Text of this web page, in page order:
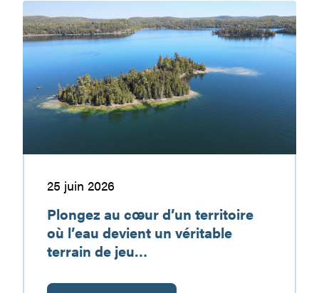
une
destination
de
vacances
à
découvrir
au
cœur
d’un
territoire
où
l’eau
devient
terrain25 juin 2026
Plongez au cœur d’un territoire
où l’eau devient un véritable
terrain de jeu…